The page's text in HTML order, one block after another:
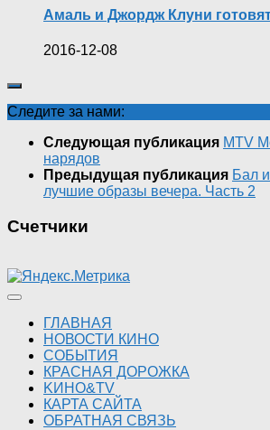
Амаль и Джордж Клуни
2016-12-08
Следите за нами:
Следующая публикация MTV
нарядов
Предыдущая публикация Бал
лучшие образы вечера. Часть 2
Счетчики
ГЛАВНАЯ
НОВОСТИ КИНО
СОБЫТИЯ
КРАСНАЯ ДОРОЖКА
KИНО&TV
КАРТА САЙТА
ОБРАТНАЯ СВЯЗЬ